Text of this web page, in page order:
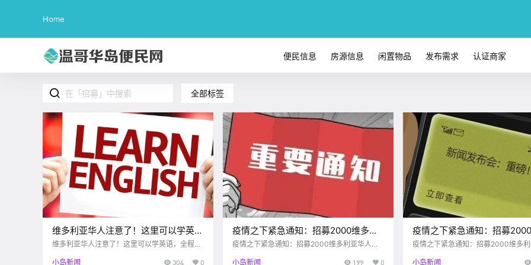
Home
便民信息 房源信息 闲置物品 发布需求 认证商家
全部标签
维多利亚华人注意了！这里可以学英
语，全程免费！
维多利亚华人注意了！这里可以学英语，全程免
小岛新闻
304 0
疫情之下紧急通知：招募2000维多利
亚华人学英语，免费培训！
疫情之下紧急通知：招募2000维多利亚华人学
小岛新闻
199 0
疫情之下紧急通知：招募
亚华人学英语，全程免费培训
疫情之下紧急通知：招募2000维多
小岛新闻